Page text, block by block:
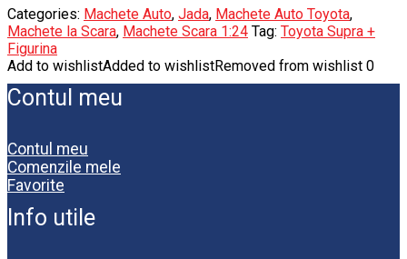
Categories: Machete Auto, Jada, Machete Auto Toyota,
Machete la Scara, Machete Scara 1:24 Tag: Toyota Supra +
Figurina
Add to wishlistAdded to wishlistRemoved from wishlist 0
Contul meu
Contul meu
Comenzile mele
Favorite
Info utile